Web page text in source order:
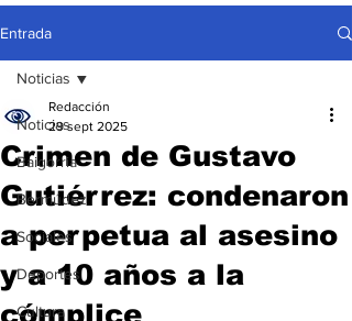
Entrada
Noticias
Baigorria
Bermúdez
Sociales
Deportes
Cultura
Noticias
Crimen de Gustavo
Gutiérrez: condenaron
a perpetua al asesino
y a 10 años a la
cómplice
Redacción
29 sept 2025